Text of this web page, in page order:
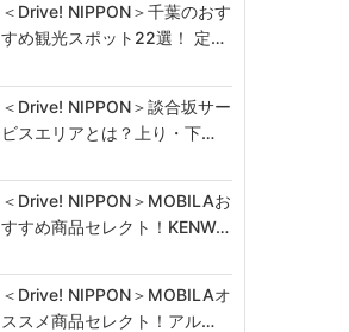
＜Drive! NIPPON＞千葉のおす
すめ観光スポット22選！ 定…
＜Drive! NIPPON＞談合坂サー
ビスエリアとは？上り・下…
＜Drive! NIPPON＞MOBILAお
すすめ商品セレクト！KENW…
＜Drive! NIPPON＞MOBILAオ
ススメ商品セレクト！アル…